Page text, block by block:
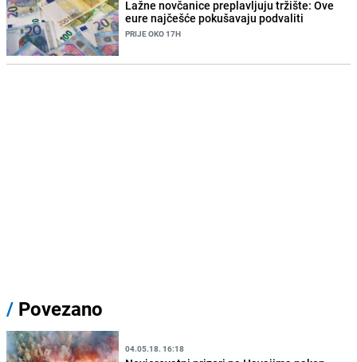
Lažne novčanice preplavljuju tržište: Ove
eure najčešće pokušavaju podvaliti
PRIJE OKO 17H
/ Povezano
04.05.18. 16:18